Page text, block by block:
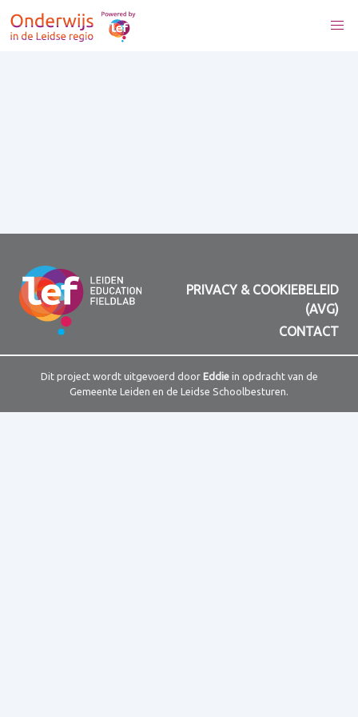
PRIVACY & COOKIEBELEID
(AVG)
CONTACT
Dit project wordt uitgevoerd door Eddiein opdracht van de
Gemeente Leiden en de Leidse Schoolbesturen.